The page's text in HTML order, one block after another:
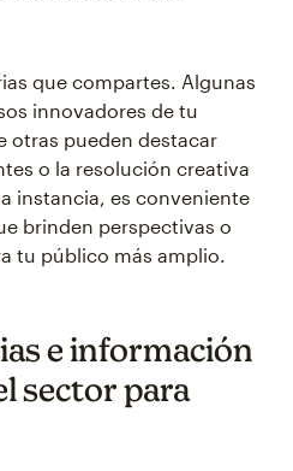
que compartes. Algunas
innovadores de tu
otras pueden destacar
o la resolución creativa
instancia, es conveniente
brinden perspectivas o
tu público más amplio.
e información
sector para